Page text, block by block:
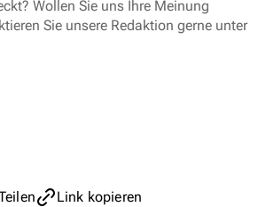
Wollen Sie uns Ihre Meinung
Sie unsere Redaktion gerne unter
Link kopieren